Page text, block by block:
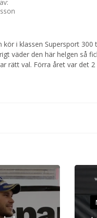
kör i klassen Supersport
väder den här helgen så
rätt val. Förra året var det